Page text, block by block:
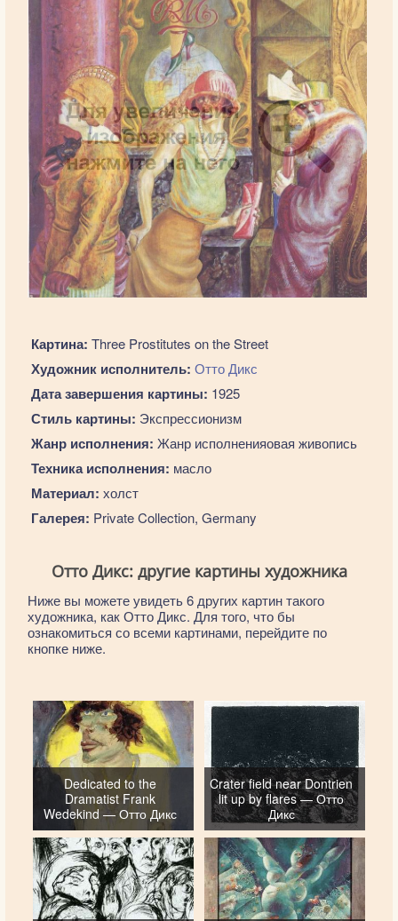
Картина: Three Prostitutes on the Street
Художник исполнитель: Отто Дикс
Дата завершения картины: 1925
Стиль картины: Экспрессионизм
Жанр исполнения: Жанр исполненияовая живопись
Техника исполнения: масло
Материал: холст
Галерея: Private Collection, Germany
Отто Дикс: другие картины художника
Ниже вы можете увидеть 6 других картин такого
художника, как Отто Дикс. Для того, что бы
ознакомиться со всеми картинами, перейдите по
кнопке ниже.
Dedicated to the
Dramatist Frank
Wedekind — Отто Дикс
Crater field near Dontrien
lit up by flares — Отто
Дикс